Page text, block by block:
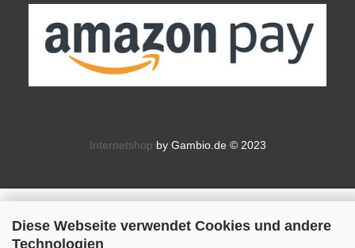
Diese Webseite verwendet Cookies und andere
Technologien
Internetshop by Gambio.de © 2023